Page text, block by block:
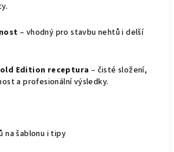
– vhodný pro stavbu nehtů i delší
Edition receptura – čisté složení,
a profesionální výsledky.
na šablonu i tipy